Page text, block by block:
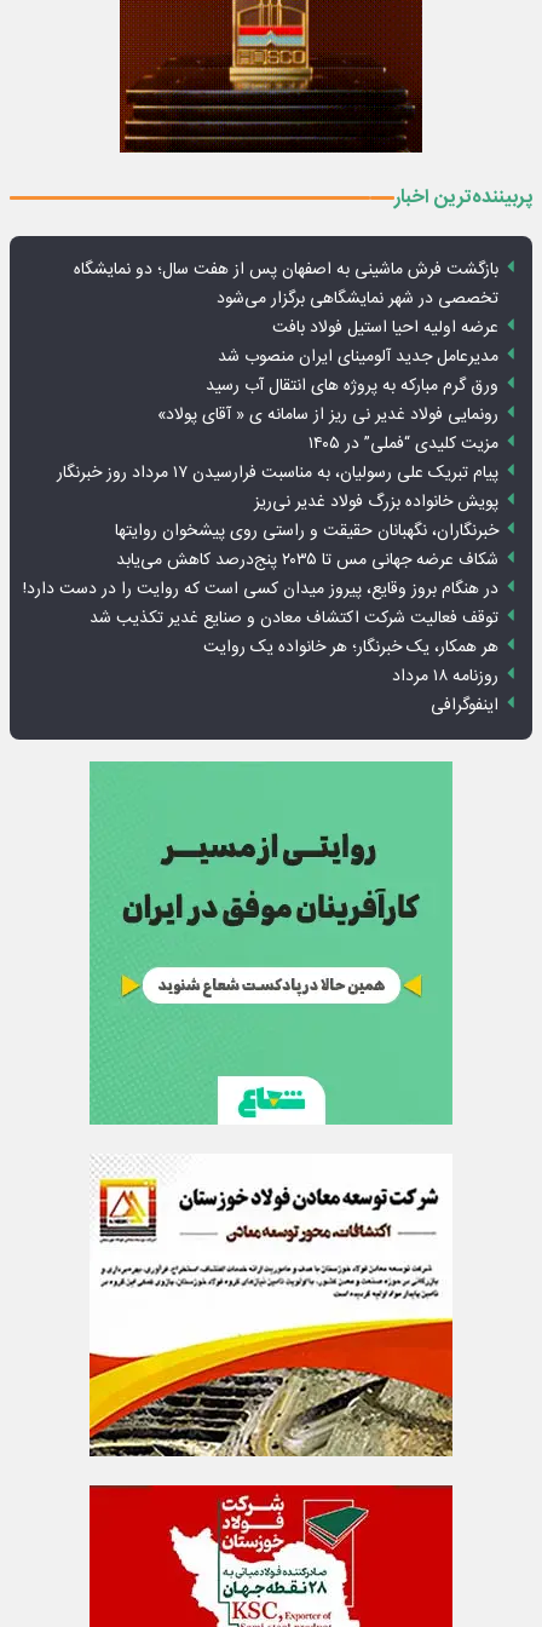
پربیننده‌ترین اخبار
بازگشت فرش ماشینی به اصفهان پس از هفت سال؛ دو نمایشگاه
تخصصی در شهر نمایشگاهی برگزار می‌شود
عرضه اولیه احیا استیل فولاد بافت
مدیرعامل جدید آلومینای ایران منصوب شد
ورق گرم مبارکه به پروژه های انتقال آب رسید
رونمایی فولاد غدیر نی ریز از سامانه ی « آقای پولاد»
مزیت کلیدی “فملی” در ۱۴۰۵
پیام تبریک علی رسولیان، به مناسبت فرارسیدن ۱۷ مرداد روز خبرنگار
پویش خانواده بزرگ فولاد غدیر نی‌ریز
خبرنگاران، نگهبانان حقیقت و راستی روی پیشخوان روایت­ها
شکاف عرضه جهانی مس تا ۲۰۳۵ پنج‌درصد کاهش می‌یابد
در هنگام بروز وقایع، پیروز میدان کسی است که روایت را در دست دارد!
توقف فعالیت شرکت اکتشاف معادن و صنایع غدیر تکذیب شد
هر همکار، یک خبرنگار؛ هر خانواده یک روایت
روزنامه ۱۸ مرداد
اینفوگرافی